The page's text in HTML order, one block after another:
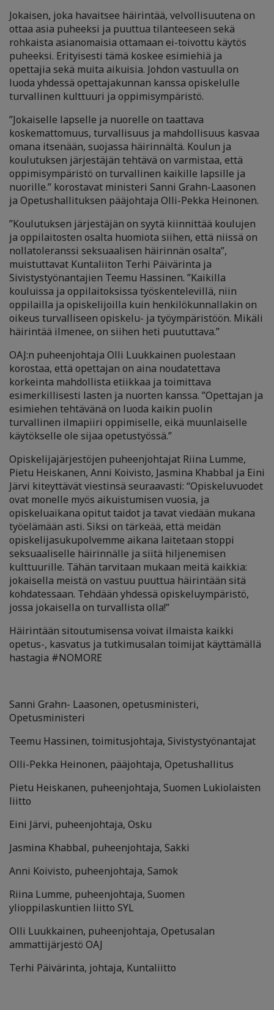
Jokaisen, joka havaitsee häirintää, velvollisuutena on
ottaa asia puheeksi ja puuttua tilanteeseen sekä
rohkaista asianomaisia ottamaan ei-toivottu käytös
puheeksi. Erityisesti tämä koskee esimiehiä ja
opettajia sekä muita aikuisia. Johdon vastuulla on
luoda yhdessä opettajakunnan kanssa opiskelulle
turvallinen kulttuuri ja oppimisympäristö.
”Jokaiselle lapselle ja nuorelle on taattava
koskemattomuus, turvallisuus ja mahdollisuus kasvaa
omana itsenään, suojassa häirinnältä. Koulun ja
koulutuksen järjestäjän tehtävä on varmistaa, että
oppimisympäristö on turvallinen kaikille lapsille ja
nuorille.” korostavat ministeri Sanni Grahn-Laasonen
ja Opetushallituksen pääjohtaja Olli-Pekka Heinonen.
”Koulutuksen järjestäjän on syytä kiinnittää koulujen
ja oppilaitosten osalta huomiota siihen, että niissä on
nollatoleranssi seksuaalisen häirinnän osalta”,
muistuttavat Kuntaliiton Terhi Päivärinta ja
Sivistystyönantajien Teemu Hassinen. ”Kaikilla
kouluissa ja oppilaitoksissa työskentelevillä, niin
oppilailla ja opiskelijoilla kuin henkilökunnallakin on
oikeus turvalliseen opiskelu- ja työympäristöön. Mikäli
häirintää ilmenee, on siihen heti puututtava.”
OAJ:n puheenjohtaja Olli Luukkainen puolestaan
korostaa, että opettajan on aina noudatettava
korkeinta mahdollista etiikkaa ja toimittava
esimerkillisesti lasten ja nuorten kanssa. ”Opettajan ja
esimiehen tehtävänä on luoda kaikin puolin
turvallinen ilmapiiri oppimiselle, eikä muunlaiselle
käytökselle ole sijaa opetustyössä.”
Opiskelijajärjestöjen puheenjohtajat Riina Lumme,
Pietu Heiskanen, Anni Koivisto, Jasmina Khabbal ja Eini
Järvi kiteyttävät viestinsä seuraavasti: “Opiskeluvuodet
ovat monelle myös aikuistumisen vuosia, ja
opiskeluaikana opitut taidot ja tavat viedään mukana
työelämään asti. Siksi on tärkeää, että meidän
opiskelijasukupolvemme aikana laitetaan stoppi
seksuaaliselle häirinnälle ja siitä hiljenemisen
kulttuurille. Tähän tarvitaan mukaan meitä kaikkia:
jokaisella meistä on vastuu puuttua häirintään sitä
kohdatessaan. Tehdään yhdessä opiskeluympäristö,
jossa jokaisella on turvallista olla!”
Häirintään sitoutumisensa voivat ilmaista kaikki
opetus-, kasvatus ja tutkimusalan toimijat käyttämällä
hastagia #NOMORE
Sanni Grahn- Laasonen, opetusministeri,
Opetusministeri
Teemu Hassinen, toimitusjohtaja, Sivistystyönantajat
Olli-Pekka Heinonen, pääjohtaja, Opetushallitus
Pietu Heiskanen, puheenjohtaja, Suomen Lukiolaisten
liitto
Eini Järvi, puheenjohtaja, Osku
Jasmina Khabbal, puheenjohtaja, Sakki
Anni Koivisto, puheenjohtaja, Samok
Riina Lumme, puheenjohtaja, Suomen
ylioppilaskuntien liitto SYL
Olli Luukkainen, puheenjohtaja, Opetusalan
ammattijärjestö OAJ
Terhi Päivärinta, johtaja, Kuntaliitto